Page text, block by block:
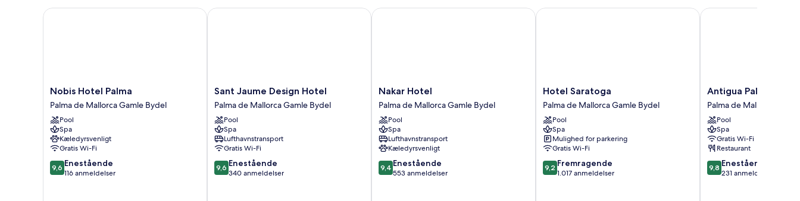
Nobis
Hotel
Palma
Palma
de
Mallorca
Gamle
Bydel
Nobis Hotel Palma
Palma de Mallorca Gamle Bydel
Pool
Spa
Kæledyrsvenligt
Gratis Wi-Fi
9.6
ud
9,6 Enestående
116 anmeldelser
Nobis Hotel Palma
Sant
Jaume
Design
Hotel
Palma
de
Mallorca
Gamle
Bydel
Sant Jaume Design Hotel
Palma de Mallorca Gamle Bydel
Pool
Spa
Lufthavnstransport
Gratis Wi-Fi
9.6
ud
9,6 Enestående
340 anmeldelser
Sant Jaume Design Hotel
Nakar
Hotel
Palma
de
Mallorca
Gamle
Bydel
Nakar Hotel
Palma de Mallorca Gamle Bydel
Pool
Spa
Lufthavnstransport
Kæledyrsvenligt
9.4
ud
9,4 Enestående
553 anmeldelser
Nakar Hotel
Hotel
Saratoga
Palma
de
Mallorca
Gamle
Bydel
Hotel Saratoga
Palma de Mallorca Gamle Bydel
Pool
Spa
Mulighed for parkering
Gratis Wi-Fi
9.2
ud
9,2 Fremragende
1.017 anmeldelser
Hotel Saratoga
Antigua
Palma
Casa
Noble
Hotel
Palma
de
Mallorca
Gamle
Antigua Palma
Palma de Mallorca
Pool
Spa
Gratis Wi-Fi
Restaurant
9.8
ud
9,8 Enestående
231 anmeldelser
Antigua Palma Casa